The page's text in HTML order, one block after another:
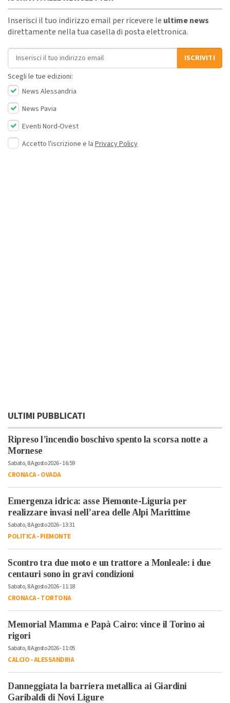
Inserisci il tuo indirizzo email per ricevere le ultime news
direttamente nella tua casella di posta elettronica.
Indirizzo email
ISCRIVITI
Scegli le tue edizioni:
News Alessandria
News Pavia
Eventi Nord-Ovest
Accetto l'iscrizione e la Privacy Policy
ULTIMI PUBBLICATI
Ripreso l’incendio boschivo spento la scorsa notte a
Mornese
Sabato, 8 Agosto 2026 - 16:59
CRONACA-OVADA
Emergenza idrica: asse Piemonte-Liguria per
realizzare invasi nell’area delle Alpi Marittime
Sabato, 8 Agosto 2026 - 13:31
POLITICA-PIEMONTE
Scontro tra due moto e un trattore a Monleale: i due
centauri sono in gravi condizioni
Sabato, 8 Agosto 2026 - 11:18
CRONACA-TORTONA
Memorial Mamma e Papà Cairo: vince il Torino ai
rigori
Sabato, 8 Agosto 2026 - 11:05
CALCIO-ALESSANDRIA
Danneggiata la barriera metallica ai Giardini
Garibaldi di Novi Ligure